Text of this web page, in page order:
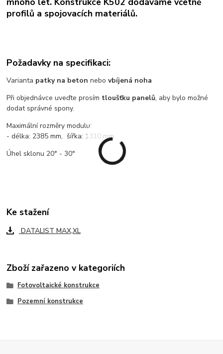
profilů a spojovacích materiálů.
Požadavky na specifikaci:
Varianta patky na beton nebovbíjená noha
Při objednávce uveďte prosím tloušťku panelů, aby bylo možné
dodat správné spony.
Maximální rozměry modulu:
- délka: 2385 mm, šířka: 1310 mm
Úhel sklonu 20° - 30°
Ke stažení
DATALIST MAX,XL
Zboží zařazeno v kategoriích
Fotovoltaické konstrukce
Pozemní konstrukce